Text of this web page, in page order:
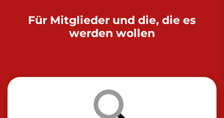
Für Mitglieder und die, die es
werden wollen